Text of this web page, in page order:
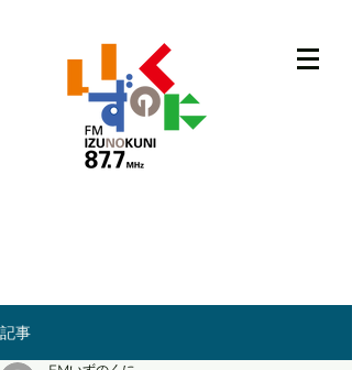
記事